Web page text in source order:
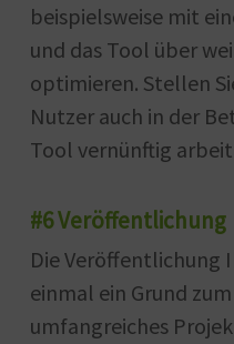
beispielsweise mit
und das Tool über
optimieren. Stellen
Nutzer auch in der
Tool vernünftig
#6 Veröffentlichung
Die Veröffentlichung
einmal ein Grund
umfangreiches